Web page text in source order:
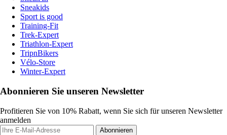
Sneakids
Sport is good
Training-Fit
Trek-Expert
Triathlon-Expert
TripnBikers
Vélo-Store
Winter-Expert
Abonnieren Sie unseren Newsletter
Profitieren Sie von 10% Rabatt, wenn Sie sich für unseren Newsletter
anmelden
Abonnieren